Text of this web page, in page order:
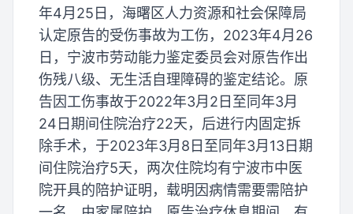
年4月25日，海曙区人力资源和社会保障局
认定原告的受伤事故为工伤，2023年4月26
日，宁波市劳动能力鉴定委员会对原告作出
伤残八级、无生活自理障碍的鉴定结论。原
告因工伤事故于2022年3月2日至同年3月
24日期间住院治疗22天，后进行内固定拆
除手术，于2023年3月8日至同年3月13日期
间住院治疗5天，两次住院均有宁波市中医
院开具的陪护证明，载明因病情需要需陪护